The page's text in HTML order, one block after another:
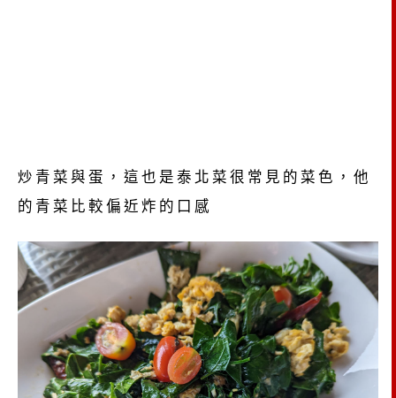
炒青菜與蛋，這也是泰北菜很常見的菜色，他
的青菜比較偏近炸的口感